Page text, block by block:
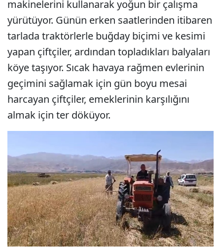
makinelerini kullanarak yoğun bir çalışma
yürütüyor. Günün erken saatlerinden itibaren
tarlada traktörlerle buğday biçimi ve kesimi
yapan çiftçiler, ardından topladıkları balyaları
köye taşıyor. Sıcak havaya rağmen evlerinin
geçimini sağlamak için gün boyu mesai
harcayan çiftçiler, emeklerinin karşılığını
almak için ter döküyor.